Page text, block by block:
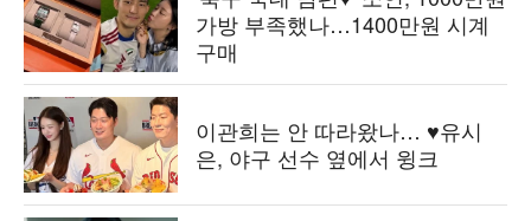
가방 부족했나…1400만원 시계
구매
이관희는 안 따라왔나… ♥유시
은, 야구 선수 옆에서 윙크